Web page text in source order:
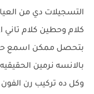
التسجيلات دي من
كلام وحطين كلام
بتحصل ممكن اسمع
بالانسه نرمين
وكل ده تركيب رن الفون